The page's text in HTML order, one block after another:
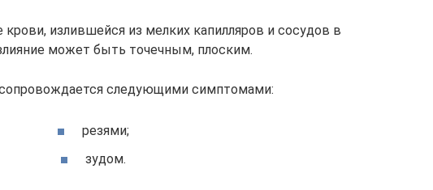
крови, излившейся из мелких капилляров и сосудов в
может быть точечным, плоским.
следующими симптомами:
резями;
зудом.